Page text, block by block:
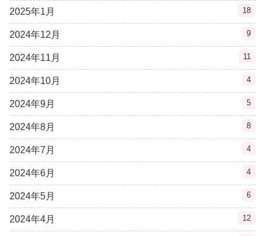
2025年1月 18
2024年12月 9
2024年11月 11
2024年10月 4
2024年9月 5
2024年8月 8
2024年7月 4
2024年6月 4
2024年5月 6
2024年4月 12